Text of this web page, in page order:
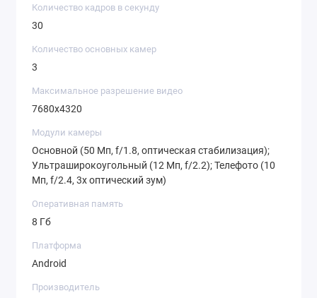
Количество кадров в секунду
30
Количество основных камер
3
Максимальное разрешение видео
7680x4320
Модули камеры
Основной (50 Мп, f/1.8, оптическая стабилизация);
Ультраширокоугольный (12 Мп, f/2.2); Телефото (10
Мп, f/2.4, 3x оптический зум)
Оперативная память
8 Гб
Платформа
Android
Производитель